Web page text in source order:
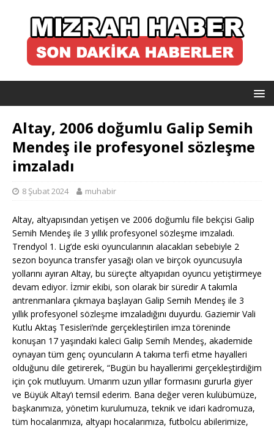
Altay, 2006 doğumlu Galip Semih
Mendeş ile profesyonel sözleşme
imzaladı
8 Şubat 2024 muhabir
Altay, altyapısından yetişen ve 2006 doğumlu file bekçisi Galip
Semih Mendeş ile 3 yıllık profesyonel sözleşme imzaladı.
Trendyol 1. Lig’de eski oyuncularının alacakları sebebiyle 2
sezon boyunca transfer yasağı olan ve birçok oyuncusuyla
yollarını ayıran Altay, bu süreçte altyapıdan oyuncu yetiştirmeye
devam ediyor. İzmir ekibi, son olarak bir süredir A takımla
antrenmanlara çıkmaya başlayan Galip Semih Mendeş ile 3
yıllık profesyonel sözleşme imzaladığını duyurdu. Gaziemir Vali
Kutlu Aktaş Tesisleri’nde gerçekleştirilen imza töreninde
konuşan 17 yaşındaki kaleci Galip Semih Mendeş, akademide
oynayan tüm genç oyuncuların A takıma terfi etme hayalleri
olduğunu dile getirerek, “Bugün bu hayallerimi gerçekleştirdiğim
için çok mutluyum. Umarım uzun yıllar formasını gururla giyer
ve Büyük Altay’ı temsil ederim. Bana değer veren kulübümüze,
başkanımıza, yönetim kurulumuza, teknik ve idari kadromuza,
tüm hocalarımıza, altyapı hocalarımıza, futbolcu abilerimize,